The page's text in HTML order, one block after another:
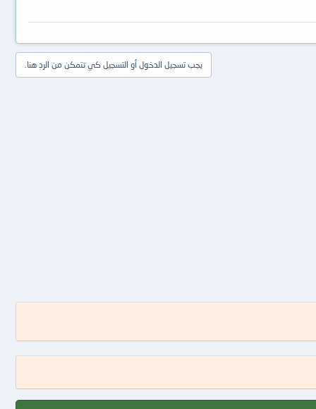
يجب تسجيل الدخول أو التسجيل كي تتمكن من الرد هنا.